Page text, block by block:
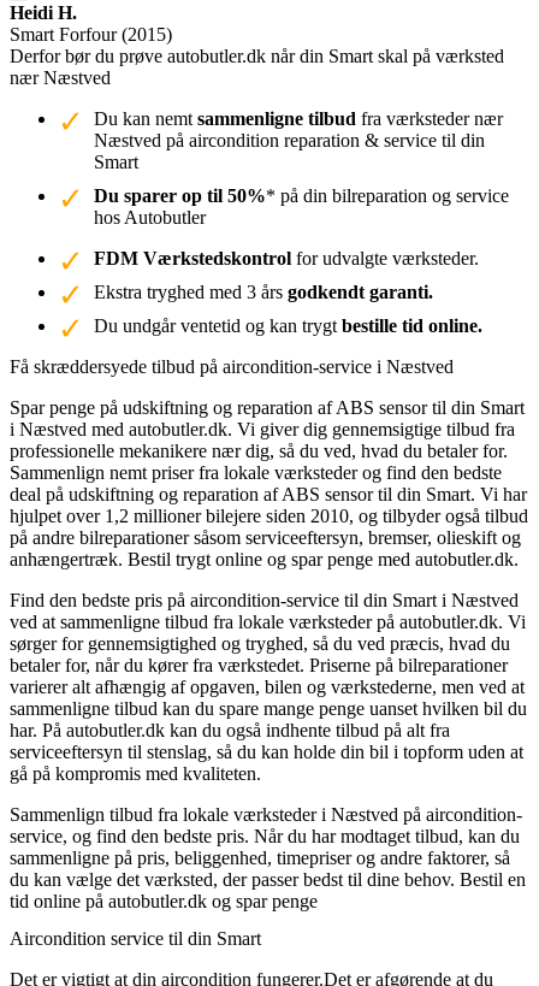
Heidi H.
Smart Forfour (2015)
Derfor bør du prøve autobutler.dk når din Smart skal på værksted
nær Næstved
Du kan nemt sammenligne tilbud fra værksteder nær
Næstved på aircondition reparation & service til din
Smart
Du sparer op til 50%* på din bilreparation og service
hos Autobutler
FDM Værkstedskontrol for udvalgte værksteder.
Ekstra tryghed med 3 års godkendt garanti.
Du undgår ventetid og kan trygt bestille tid online.
Få skræddersyede tilbud på aircondition-service i Næstved
Spar penge på udskiftning og reparation af ABS sensor til din Smart
i Næstved med autobutler.dk. Vi giver dig gennemsigtige tilbud fra
professionelle mekanikere nær dig, så du ved, hvad du betaler for.
Sammenlign nemt priser fra lokale værksteder og find den bedste
deal på udskiftning og reparation af ABS sensor til din Smart. Vi har
hjulpet over 1,2 millioner bilejere siden 2010, og tilbyder også tilbud
på andre bilreparationer såsom serviceeftersyn, bremser, olieskift og
anhængertræk. Bestil trygt online og spar penge med autobutler.dk.
Find den bedste pris på aircondition-service til din Smart i Næstved
ved at sammenligne tilbud fra lokale værksteder på autobutler.dk. Vi
sørger for gennemsigtighed og tryghed, så du ved præcis, hvad du
betaler for, når du kører fra værkstedet. Priserne på bilreparationer
varierer alt afhængig af opgaven, bilen og værkstederne, men ved at
sammenligne tilbud kan du spare mange penge uanset hvilken bil du
har. På autobutler.dk kan du også indhente tilbud på alt fra
serviceeftersyn til stenslag, så du kan holde din bil i topform uden at
gå på kompromis med kvaliteten.
Sammenlign tilbud fra lokale værksteder i Næstved på aircondition-
service, og find den bedste pris. Når du har modtaget tilbud, kan du
sammenligne på pris, beliggenhed, timepriser og andre faktorer, så
du kan vælge det værksted, der passer bedst til dine behov. Bestil en
tid online på autobutler.dk og spar penge
Aircondition service til din Smart
Det er vigtigt at din aircondition fungerer.Det er afgørende at du